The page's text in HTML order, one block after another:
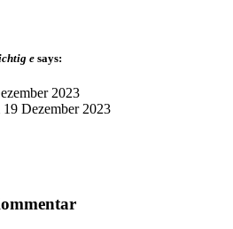
e says:
2023
19 Dezember 2023